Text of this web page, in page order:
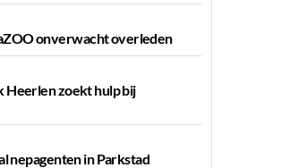
onverwacht overleden
Heerlen zoekt hulp bij
nepagenten in Parkstad